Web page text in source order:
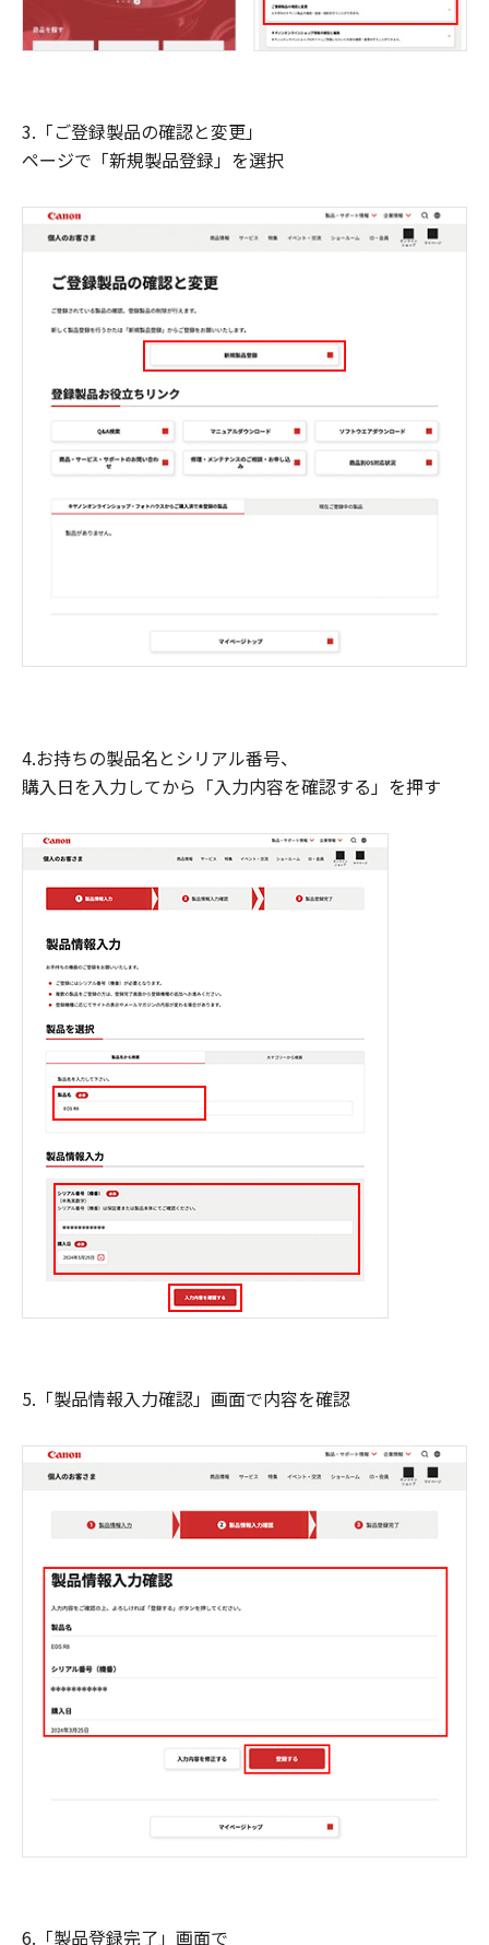
3.「ご登録製品の確認と変更」
ページで「新規製品登録」を選択
4.お持ちの製品名とシリアル番号、
購入日を入力してから「入力内容を確認する」を押す
5.「製品情報入力確認」画面で内容を確認
6.「製品登録完了」画面で